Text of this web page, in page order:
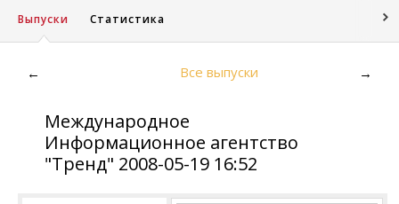
Выпуски Статистика
← Все выпуски →
Международное
Информационное агентство
"Тренд" 2008-05-19 16:52